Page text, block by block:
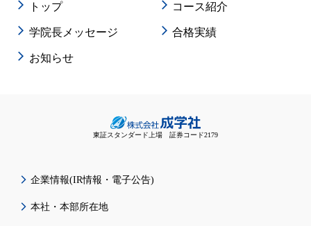
トップ コース紹介
学院長メッセージ 合格実績
お知らせ
東証スタンダード上場 証券コード2179
企業情報(IR情報・電子公告)
本社・本部所在地